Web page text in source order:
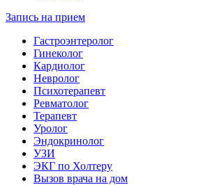
Запись на прием
Гастроэнтеролог
Гинеколог
Кардиолог
Невролог
Психотерапевт
Ревматолог
Терапевт
Уролог
Эндокринолог
УЗИ
ЭКГ по Холтеру
Вызов врача на дом